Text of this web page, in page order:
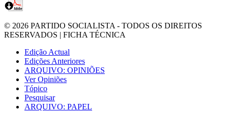
© 2026 PARTIDO SOCIALISTA - TODOS OS DIREITOS
RESERVADOS | FICHA TÉCNICA
Edição Actual
Edições Anteriores
ARQUIVO: OPINIÕES
Ver Opiniões
Tópico
Pesquisar
ARQUIVO: PAPEL